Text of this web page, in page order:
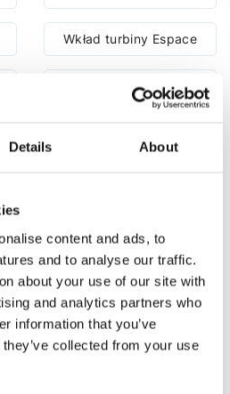
Details About
content and ads, to
and to analyse our traffic.
about your use of our site with
and analytics partners who
information that you’ve
collected from your use
Wkład turbiny Espace
Wkład turbiny Kadjar
Wkład turbiny Modus
Wkład turbiny Symbol